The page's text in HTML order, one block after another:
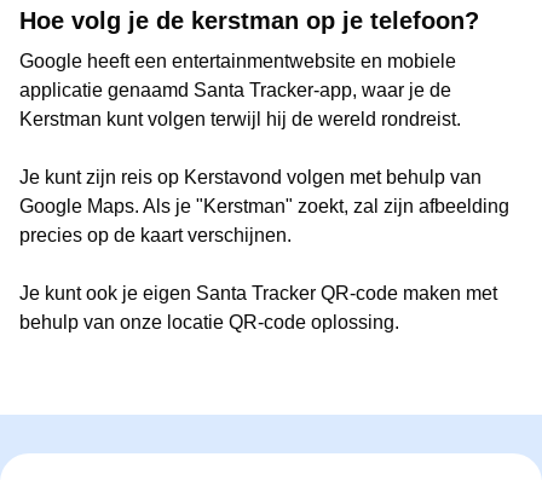
Hoe volg je de kerstman op je telefoon?
Google heeft een entertainmentwebsite en mobiele
applicatie genaamd Santa Tracker-app, waar je de
Kerstman kunt volgen terwijl hij de wereld rondreist.
Je kunt zijn reis op Kerstavond volgen met behulp van
Google Maps. Als je "Kerstman" zoekt, zal zijn afbeelding
precies op de kaart verschijnen.
Je kunt ook je eigen Santa Tracker QR-code maken met
behulp van onze locatie QR-code oplossing.